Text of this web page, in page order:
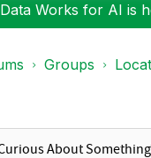
Data Works for AI is
Groups